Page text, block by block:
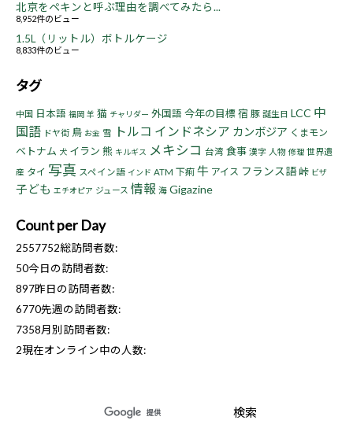
北京をペキンと呼ぶ理由を調べてみたら...
8,952件のビュー
1.5L（リットル）ボトルケージ
8,833件のビュー
タグ
中国 日本語 福岡 羊 猫 チャリダー 外国語 今年の目標宿 豚 誕生日 LCC 中
国語 ドヤ街 鳥 お金 雪 トルコ インドネシア カンボジア くまモン
ベトナム 犬 イラン 熊 キルギス メキシコ 台湾 食事 漢字 人物 修理 世界遺
産 タイ 写真 スペイン語 インド ATM 下痢 牛 アイス フランス語峠 ビザ
子ども エチオピア ジュース 情報 海 Gigazine
Count per Day
2557752総訪問者数:
50今日の訪問者数:
897昨日の訪問者数:
6770先週の訪問者数:
7358月別訪問者数:
2現在オンライン中の人数: